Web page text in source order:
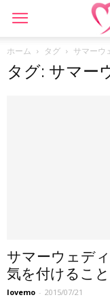
ホーム タグ サマーウ
タグ: サマー
サマーウェデ
気を付けるこ
lovemo - 2015/07/21